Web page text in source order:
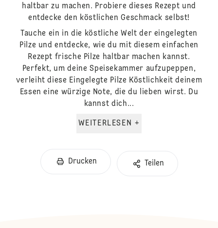
haltbar zu machen. Probiere dieses Rezept und
entdecke den köstlichen Geschmack selbst!
Tauche ein in die köstliche Welt der eingelegten
Pilze und entdecke, wie du mit diesem einfachen
Rezept frische Pilze haltbar machen kannst.
Perfekt, um deine Speisekammer aufzupeppen,
verleiht diese Eingelegte Pilze Köstlichkeit deinem
Essen eine würzige Note, die du lieben wirst. Du
kannst dich...
WEITERLESEN +
Drucken Teilen